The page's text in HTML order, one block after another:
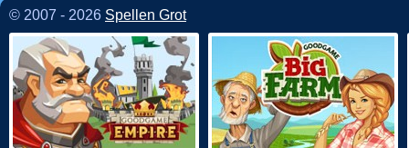
© 2007 - 2026 Spellen Grot